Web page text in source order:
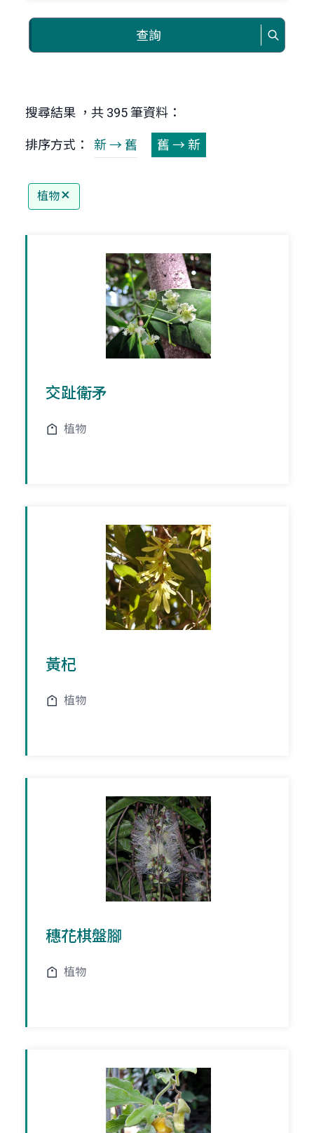
查詢
搜尋結果 ，共 395 筆資料：
排序方式： 新 → 舊 舊 → 新
植物
交趾衛矛
植物
黃杞
植物
穗花棋盤腳
植物